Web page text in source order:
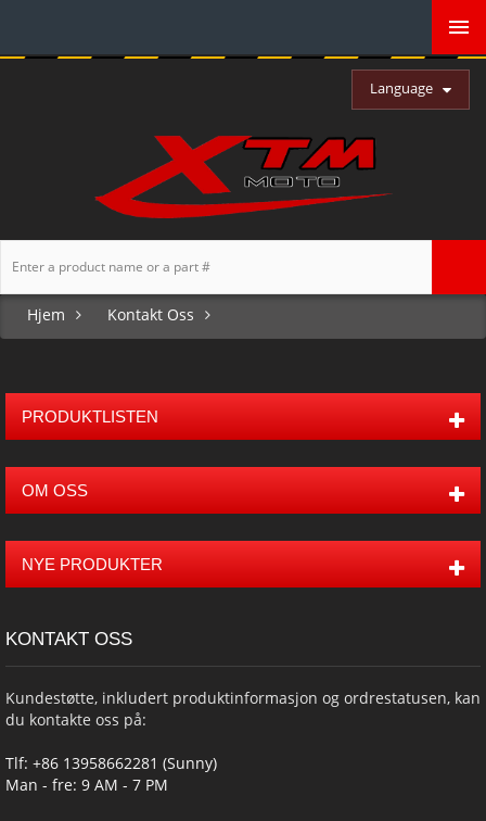
Language
Hjem Kontakt Oss
PRODUKTLISTEN
OM OSS
NYE PRODUKTER
KONTAKT OSS
Kundestøtte, inkludert produktinformasjon og ordrestatusen, kan
du kontakte oss på:
Tlf: +86 13958662281 (Sunny)
Man - fre: 9 AM - 7 PM